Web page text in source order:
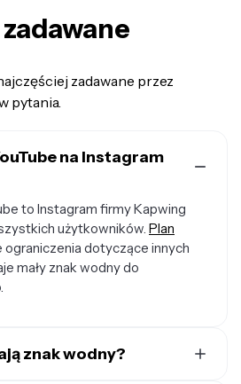
zadawane przez
pytania.
na Instagram
to Instagram firmy Kapwing
użytkowników. Plan
ograniczenia dotyczące innych
mały znak wodny do
znak wodny?